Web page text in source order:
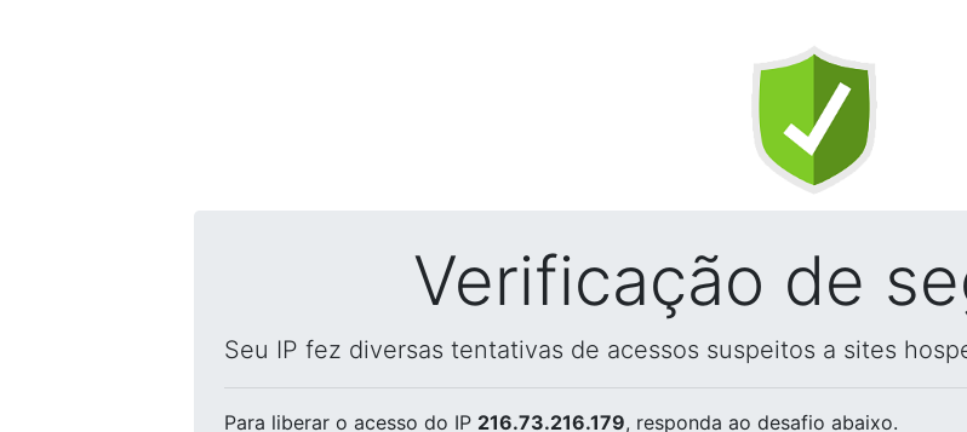
Verificação de
Seu IP fez diversas tentativas de acessos suspeitos a sites
Para liberar o acesso do IP 216.73.216.179, responda ao desafio abaixo.